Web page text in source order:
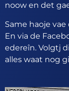
noow en det
Same haoje
En via de
edereîn. Volgtj
alles waat nog